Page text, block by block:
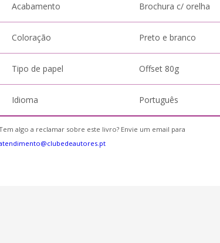
Acabamento Brochura c/ orelha
Coloração Preto e branco
Tipo de papel Offset 80g
Idioma Português
algo a reclamar sobre este livro? Envie um email para